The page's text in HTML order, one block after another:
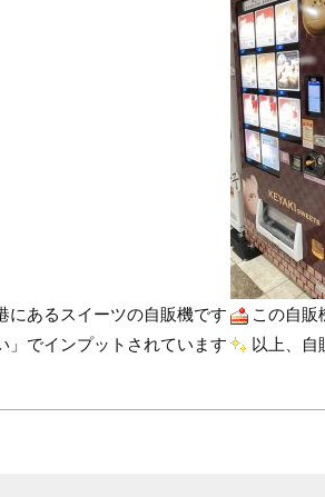
にあるスイーツの自販機です
この自
」でインプットされています
以上、自